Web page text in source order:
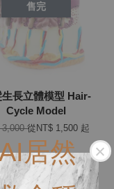
居然
售完
生長立體模型 Hair-
Cycle Model
3,000從 NT$ 1,500 起